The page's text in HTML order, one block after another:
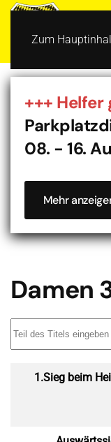
Zum
+++ Helfer
08. - 16.
Mehr
Damen
Titel1.Sieg beim